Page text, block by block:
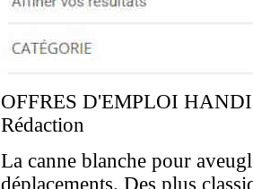
OFFRES D'EMPLOI
Rédaction
La canne blanche pour
déplacements. Des plus